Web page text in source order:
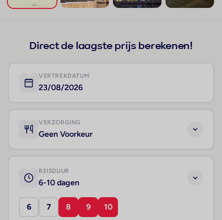
Direct de laagste prijs berekenen!
VERTREKDATUM
23/08/2026
VERZORGING
Geen Voorkeur
REISDUUR
6-10 dagen
6 7 8 9 10